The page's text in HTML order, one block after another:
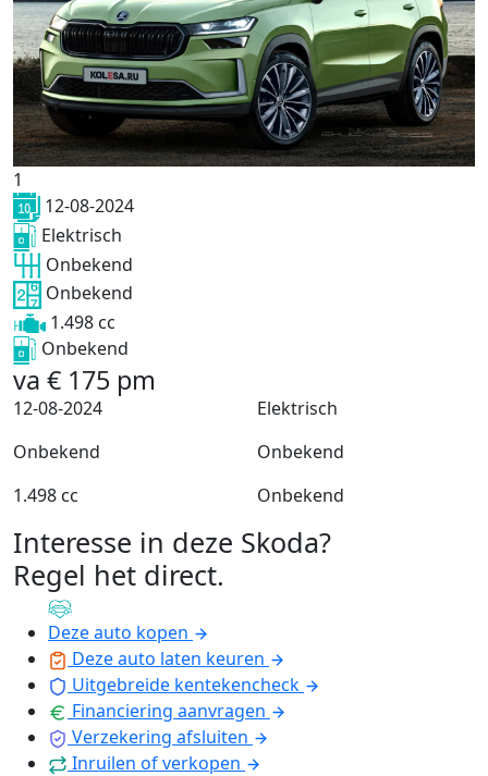
1
12-08-2024
Elektrisch
Onbekend
Onbekend
1.498 cc
Onbekend
va € 175 pm
12-08-2024
Elektrisch
Onbekend
Onbekend
1.498 cc
Onbekend
Interesse in deze Skoda?
Regel het direct.
Deze auto kopen
Deze auto laten keuren
Uitgebreide kentekencheck
Financiering aanvragen
Verzekering afsluiten
Inruilen of verkopen